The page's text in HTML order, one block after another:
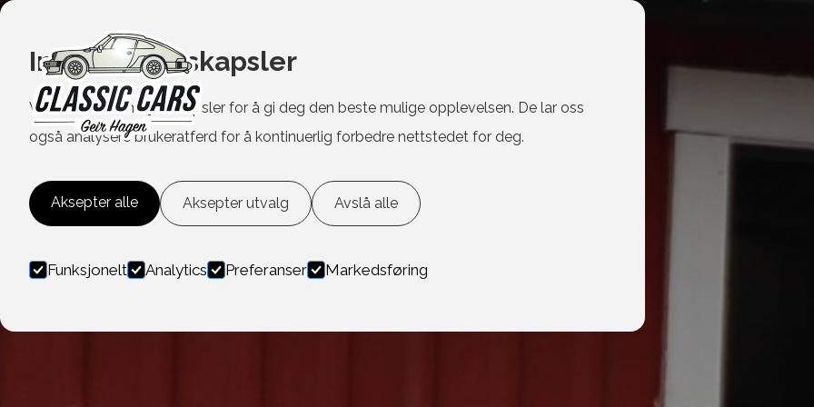
Informasjonskapsler
Vi bruker informasjonskapsler for å gi deg den beste mulige opplevelsen. De lar oss
også analysere brukeratferd for å kontinuerlig forbedre nettstedet for deg.
Aksepter alle Aksepter utvalg Avslå alle
Funksjonelt Analytics Preferanser Markedsføring